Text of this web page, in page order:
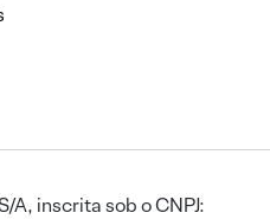
A, inscrita sob o CNPJ: